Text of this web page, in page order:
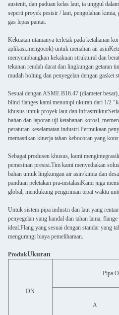
austenit, dan paduan kelas laut, ia unggul
seperti proyek pesisir / laut, pengolahan
gas lepas pantai.
Kekuatan utamanya terletak pada ketahanan
aplikasi.mengocok) untuk menahan air
menyeimbangkan kekakuan struktural dan
tekanan rendah darat dan lingkungan getaran
mudah bolting dan penyegelan dengan gasket
Sesuai dengan ASME B16.47 (diameter
blind flanges kami menutupi ukuran dari 1/2
khusus untuk proyek laut dan
bahan dan laporan uji ketahanan korosi,
peraturan keselamatan industri.Permukaan
memastikan kinerja tahan kebocoran yang
Sebagai produsen khusus, kami
pemesinan presisi.Tim kami menyediakan
bahan untuk lingkungan air asin/kimia dan
panduan peletakan pra-instalasiKami juga
global, mendukung pengiriman tepat waktu
Untuk sistem pipa industri dan laut yang
penyegelan yang handal dan tahan lama,
ideal.Flang yang sesuai dengan standar yang
mengurangi biaya pemeliharaan.
ProdukUkuran
DN
Pipa
A